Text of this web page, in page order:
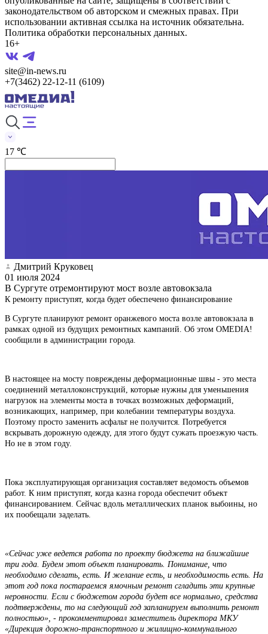
законодательством об авторском и смежных правах. При
использовании активная ссылка на источник обязательна.
Политика обработки персональных данных.
16+
site@in-news.ru
+7(3462) 22-12-11 (6109)
17 ℃
Дмитрий Круковец
01 июля 2024
В Сургуте отремонтируют мост возле автовокзала
К ремонту приступят, когда будет обеспечено финансирование
В Сургуте планируют ремонт оранжевого моста возле автовокзала в
рамках одной из будущих ремонтных кампаний. Об этом OMEDIA!
сообщили в администрации города.
В настоящее на мосту повреждены деформационные швы - это места
соединений металлоконструкций, которые нужны для уменьшения
нагрузок на элементы моста в точках возможных деформаций,
возникающих, например, при колебании температуры воздуха.
Поэтому просто заменить асфальт не получится. Потребуется
вскрывать дорожную одежду, для этого будут сужать проезжую часть.
Но не в этом году.
Пока эксплуатирующая организация составляет ведомость объемов
работ. К ним приступят, когда казна города обеспечит объект
финансированием. Сейчас вдоль металлических планок выбоины, но
их пообещали заделать.
«Сейчас уже ведется работа по проекту бюджета на ближайшие
три года. Будем этот объект планировать. Понимание, что
необходимо сделать, есть. И желание есть, и необходимость есть. На
этот год пока постараемся ямочным ремонт сгладить эти крупные
неровности. Если с бюджетом города будет все нормально, средства
подтверждены, то на следующий год запланируем выполнить ремонт
полностью», - прокомментировал заместитель директора МКУ
«Дирекция дорожно-транспортного и жилищно-коммунального